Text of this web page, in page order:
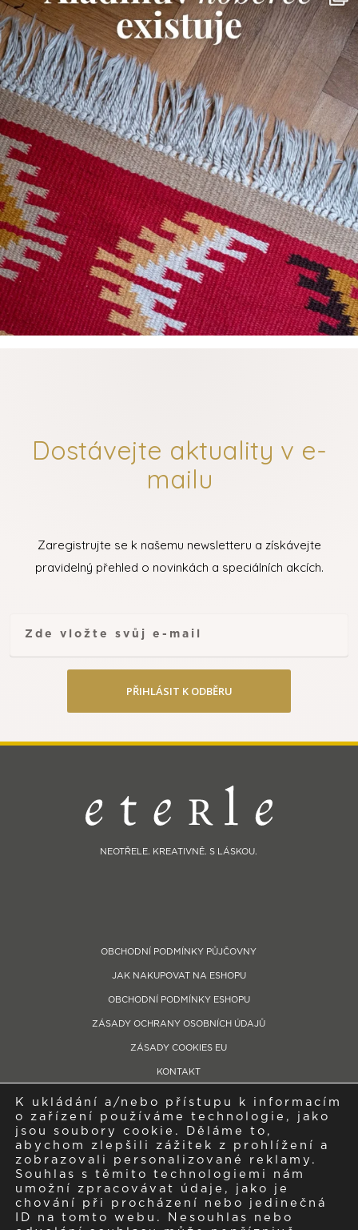
Dostávejte aktuality v e-
mailu
Zaregistrujte se k našemu newsletteru a získávejte
pravidelný přehled o novinkách a speciálních akcích.
PŘIHLÁSIT K ODBĚRU
NEOTŘELE. KREATIVNĚ. S LÁSKOU.
OBCHODNÍ PODMÍNKY PŮJČOVNY
JAK NAKUPOVAT NA ESHOPU
OBCHODNÍ PODMÍNKY ESHOPU
ZÁSADY OCHRANY OSOBNÍCH ÚDAJŮ
ZÁSADY COOKIES EU
KONTAKT
Telefon: +420 604 280 759
Showroom/provozovna: Bývalý zemědělský areál, Libčická, 252 65 Tursko
IČO: 04543335, Společnost je zapsaná v obchodním rejstříku pod spisovou
značkou C249410 vedená u Městského soudu v Praze
K ukládání a/nebo přístupu k informacím
o zařízení používáme technologie, jako
jsou soubory cookie. Děláme to,
abychom zlepšili zážitek z prohlížení a
zobrazovali personalizované reklamy.
Souhlas s těmito technologiemi nám
umožní zpracovávat údaje, jako je
chování při procházení nebo jedinečná
ID na tomto webu. Nesouhlas nebo